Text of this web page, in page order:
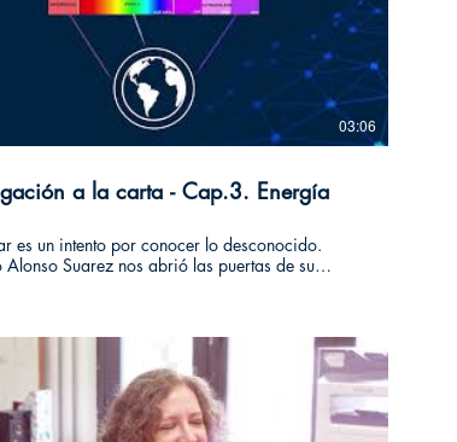
03:06
a la carta - Cap.3. Energía
es un intento por conocer lo desconocido.
Alonso Suarez nos abrió las puertas de su
aplicaciones de ese conocimiento. Si te gusta
nuevos campos de conocimiento te invitamos a
nuestro ciclo “Investigación a la carta” donde
a distintas temáticas de la mano de
socias y socios de Investiga uy. #investigacionalacarta